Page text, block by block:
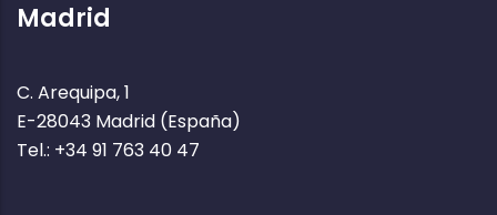
Madrid
C. Arequipa, 1
E-28043 Madrid (España)
Tel.: +34 91 763 40 47